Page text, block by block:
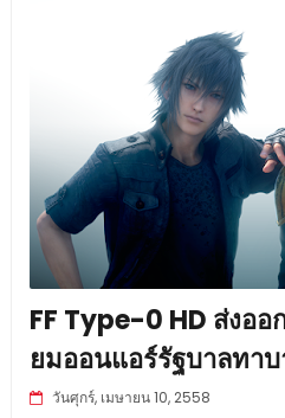
FF Type-0 HD ส่งออ
ยมออนแอร์รัฐบาลทาบ
วันศุกร์, เมษายน 10, 2558